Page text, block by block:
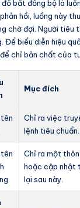
bất đồng bộ là
hồi, luồng này
chờ đợi. Người tiêu
Để biểu diễn hiệu
chỉ bản chất của
Mục đích
Chỉ ra việc
lệnh tiêu chuẩn.
Chỉ ra một
hoặc cập nhật
lại sau này.